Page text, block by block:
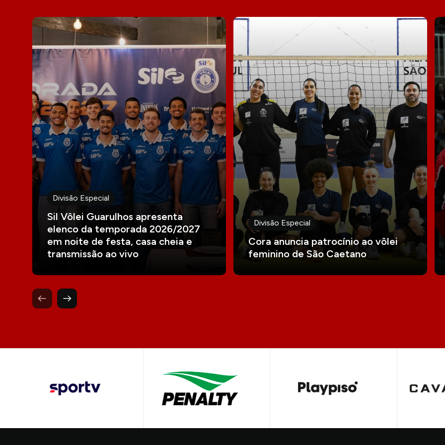
Divisão Especial
Sil Vôlei Guarulhos apresenta
elenco da temporada 2026/2027
em noite de festa, casa cheia e
transmissão ao vivo
Divisão Especial
Cora anuncia patrocínio ao vôlei
feminino de São Caetano